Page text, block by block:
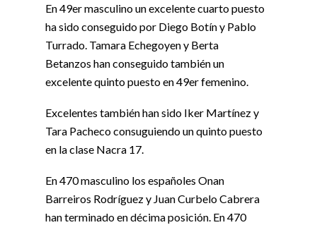
En 49er masculino un excelente cuarto puesto
ha sido conseguido por Diego Botín y Pablo
Turrado. Tamara Echegoyen y Berta
Betanzos han conseguido también un
excelente quinto puesto en 49er femenino.
Excelentes también han sido Iker Martínez y
Tara Pacheco consuguiendo un quinto puesto
en la clase Nacra 17.
En 470 masculino los españoles Onan
Barreiros Rodríguez y Juan Curbelo Cabrera
han terminado en décima posición. En 470